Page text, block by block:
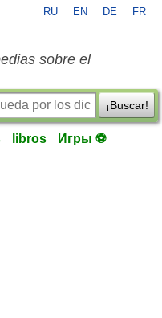
RU EN DE FR
sobre el
¡Buscar!
libros Игры ⚽